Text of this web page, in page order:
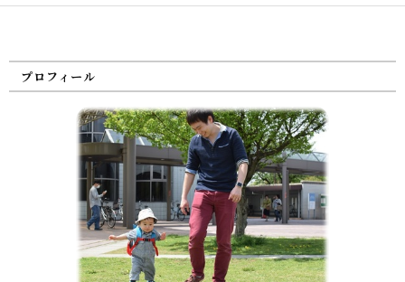
プロフィール